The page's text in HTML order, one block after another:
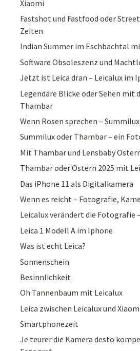
Xiaomi
Fastshot und Fastfood oder
Zeiten
Indian Summer im Eschbachtal
Software Obsoleszenz und
Jetzt ist Leica dran – Leicalux im
Legendäre Blicke oder Sehen mit
Thambar
Wenn Rosen sprechen –
Summilux oder Thambar – ein
Mit Thambar und Lensbaby
Thambar oder Ostern 2025 mit
Das iPhone 11 als Digitalkamera
Wenn es reicht – Fotografie,
Leicalux verändert die Fotografie
Leica 1 Modell A im Iphone
Was ist echt Leica?
Sonnenschein
Besinnlichkeit
Oh Tannenbaum mit Leicalux
Leica zwischen Leicalux und
Smartphonezeit
Je teurer die Kamera desto